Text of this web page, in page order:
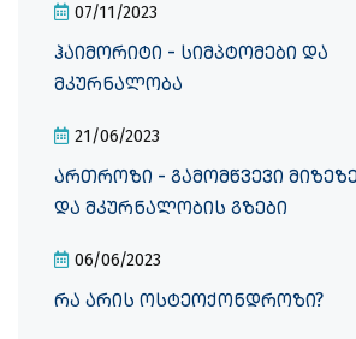
07/11/2023
ჰაიმორიტი - სიმპტომები და
მკურნალობა
21/06/2023
ართროზი - გამომწვევი
და მკურნალობის გზები
06/06/2023
რა არის ოსტეოქონდროზი?